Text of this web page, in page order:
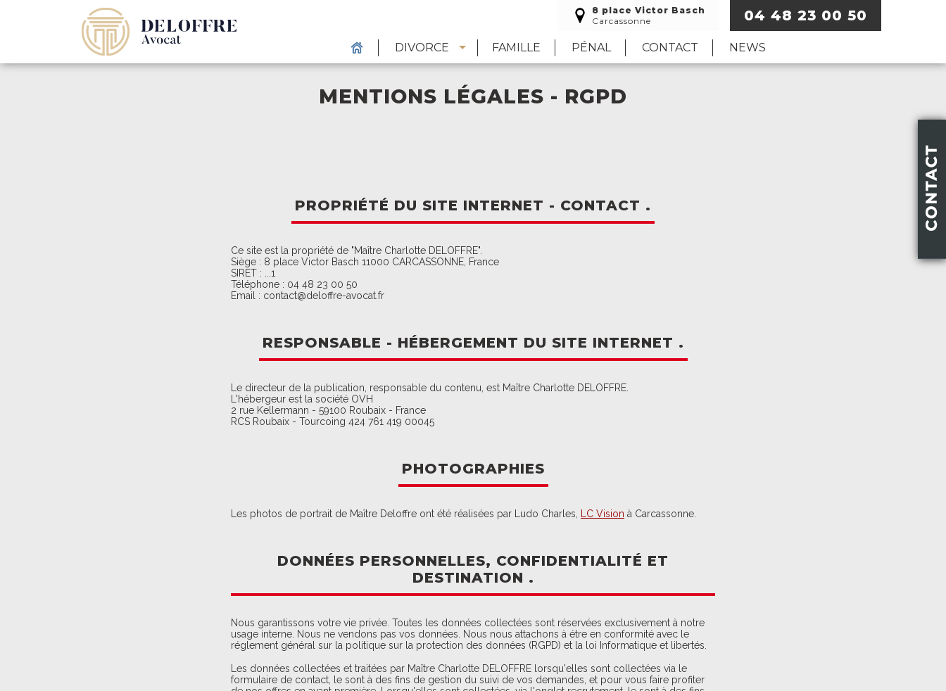
8 place Victor Basch
Carcassonne
04 48 23 00 50
DIVORCE FAMILLE PÉNAL CONTACT NEWS
MENTIONS LÉGALES - RGPD
PROPRIÉTÉ DU SITE INTERNET - CONTACT .
Ce site est la propriété de "Maître Charlotte DELOFFRE".
Siège : 8 place Victor Basch 11000 CARCASSONNE, France
SIRET : ...1
Téléphone : 04 48 23 00 50
Email : contact@deloffre-avocat.fr
RESPONSABLE - HÉBERGEMENT DU SITE INTERNET .
Le directeur de la publication, responsable du contenu, est Maître Charlotte DELOFFRE.
L'hébergeur est la société OVH
2 rue Kellermann - 59100 Roubaix - France
RCS Roubaix - Tourcoing 424 761 419 00045
PHOTOGRAPHIES
Les photos de portrait de Maître Deloffre ont été réalisées par Ludo Charles, LC Vision à Carcassonne.
DONNÉES PERSONNELLES, CONFIDENTIALITÉ ET
DESTINATION .
Nous garantissons votre vie privée. Toutes les données collectées sont réservées exclusivement à notre
usage interne. Nous ne vendons pas vos données. Nous nous attachons à étre en conformité avec le
réglement général sur la politique sur la protection des données (RGPD) et la loi Informatique et libertés.
Les données collectées et traitées par Maître Charlotte DELOFFRE lorsqu'elles sont collectées via le
formulaire de contact, le sont à des fins de gestion du suivi de vos demandes, et pour vous faire profiter